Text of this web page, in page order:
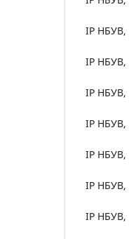
ІР
ІР
ІР
ІР НБУВ,
ІР
ІР НБУВ,
ІР